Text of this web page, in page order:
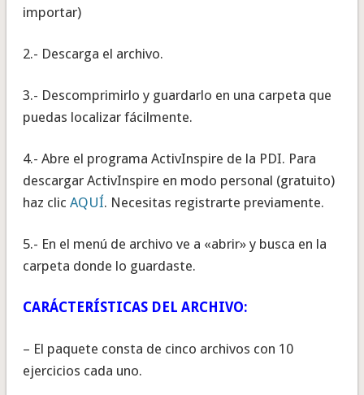
importar)
2.- Descarga el archivo.
3.- Descomprimirlo y guardarlo en una carpeta que
puedas localizar fácilmente.
4.- Abre el programa ActivInspire de la PDI. Para
descargar ActivInspire en modo personal (gratuito)
haz clic AQUÍ. Necesitas registrarte previamente.
5.- En el menú de archivo ve a «abrir» y busca en la
carpeta donde lo guardaste.
CARÁCTERÍSTICAS DEL ARCHIVO:
– El paquete consta de cinco archivos con 10
ejercicios cada uno.